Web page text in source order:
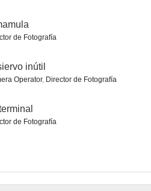
de Fotografía
inútil
Operator, Director de Fotografía
de Fotografía